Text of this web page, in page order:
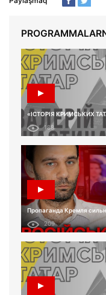
«ІСТОРІЯ КРИМСЬКИХ
188
Пропаганда Кремля
209